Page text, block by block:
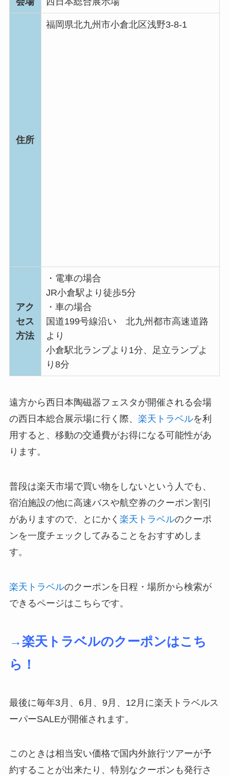
住所
福岡県北九州市小倉北区浅野3-8-1
アク
セス
方法
・電車の場合
JR小倉駅より徒歩5分
・車の場合
国道199号線沿い 北九州都市高速道路
より
小倉駅北ランプより1分、足立ランプよ
り8分
遠方から西日本陶磁器フェスタが開催される会場
の西日本総合展示場に行く際、 楽天トラベルを利
用すると、移動の交通費がお得になる可能性があ
ります。
普段は楽天市場で買い物をしないという人でも、
宿泊施設の他に高速バスや航空券のクーポン割引
がありますので、とにかく 楽天トラベルのクーポ
ンを一度チェックしてみることをおすすめしま
す。
楽天トラベルのクーポンを日程・場所から検索が
できるページはこちらです。
→楽天トラベルのクーポンはこち
ら！
最後に毎年3月、6月、9月、12月に楽天トラベルス
ーパーSALEが開催されます。
このときは相当安い価格で国内外旅行ツアーが予
約することが出来たり、特別なクーポンも発行さ